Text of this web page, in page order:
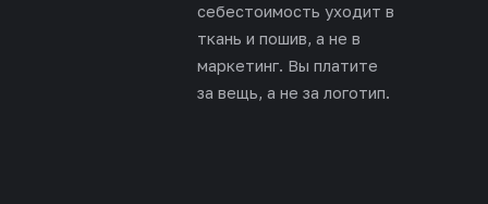
себестоимость уходит в
ткань и пошив, а не в
маркетинг. Вы платите
за вещь, а не за логотип.